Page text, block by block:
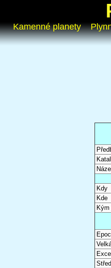
Kamenné planety
Kdy
Kde
Kým